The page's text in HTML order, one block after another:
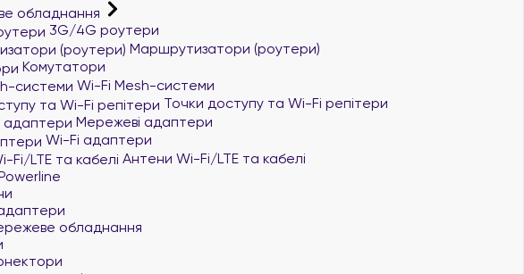
обладнання
3G/4G роутери
Маршрутизатори (роутери)
Комутатори
Wi-Fi Mesh-системи
Точки доступу та Wi-Fi репітери
Мережеві адаптери
Wi-Fi адаптери
Антени Wi-Fi/LTE та кабелі
обладнання